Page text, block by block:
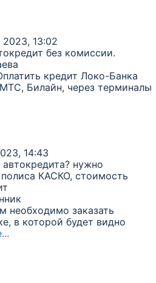
2023, 13:02
без комиссии.
кредит Локо-Банка
Билайн, через терминалы
14:43
нужно
КАСКО, стоимость
необходимо заказать
в которой будет видно